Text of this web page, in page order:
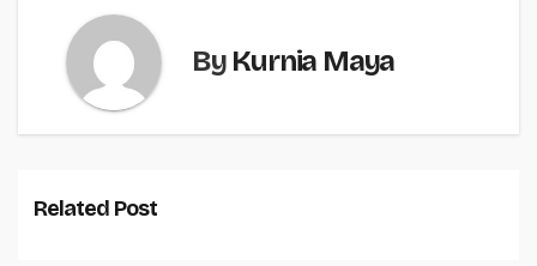
By Kurnia Maya
Related Post